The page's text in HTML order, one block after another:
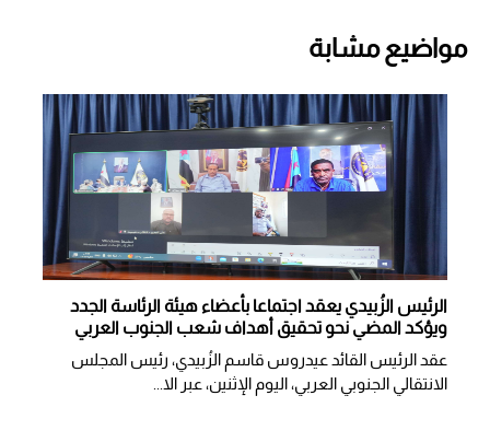
مواضيع مشابة
الرئيس الزُبيدي يعقد اجتماعا بأعضاء هيئة الرئاسة الجدد
ويؤكد المضي نحو تحقيق أهداف شعب الجنوب العربي
عقد الرئيس القائد عيدروس قاسم الزُبيدي، رئيس المجلس
الانتقالي الجنوبي العربي، اليوم الإثنين، عبر الا...